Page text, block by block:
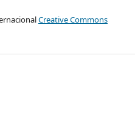
Creative Commons